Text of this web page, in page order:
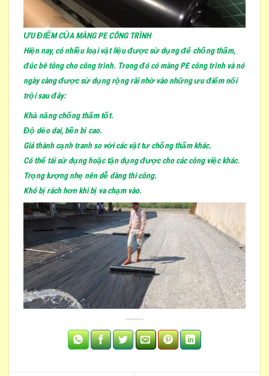
ƯU ĐIỂM CỦA MÀNG PE CÔNG TRÌNH
Hiện nay, có nhiều loại vật liệu được sử dụng để chống thấm,
đúc bê tông cho công trình. Trong đó có màng PE công trình và nó
ngày càng được sử dụng rộng rãi nhờ vào những ưu điểm nổi
trội sau đây:
Khả năng chống thấm tốt.
Độ dẻo dai, bền bỉ cao.
Giá thành cạnh tranh so với các vật tư chống thấm khác.
Có thể tái sử dụng hoặc tận dụng được cho các công việc khác.
Trọng lượng nhẹ nên dễ dàng thi công.
Khó bị rách hơn khi bị va chạm vào.